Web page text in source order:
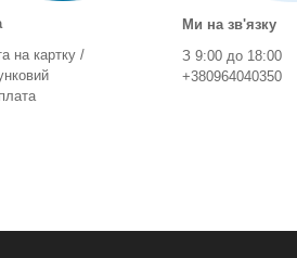
на картку /
Ми на зв'язку
З 9:00 до 18:00
+380964040350